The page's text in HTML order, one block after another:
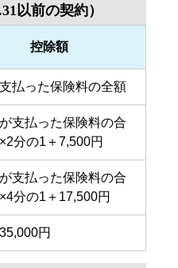
以前の契約）
控除額
払った保険料の全額
が支払った保険料の合
分の1＋7,500円
が支払った保険料の合
分の1＋17,500円
円